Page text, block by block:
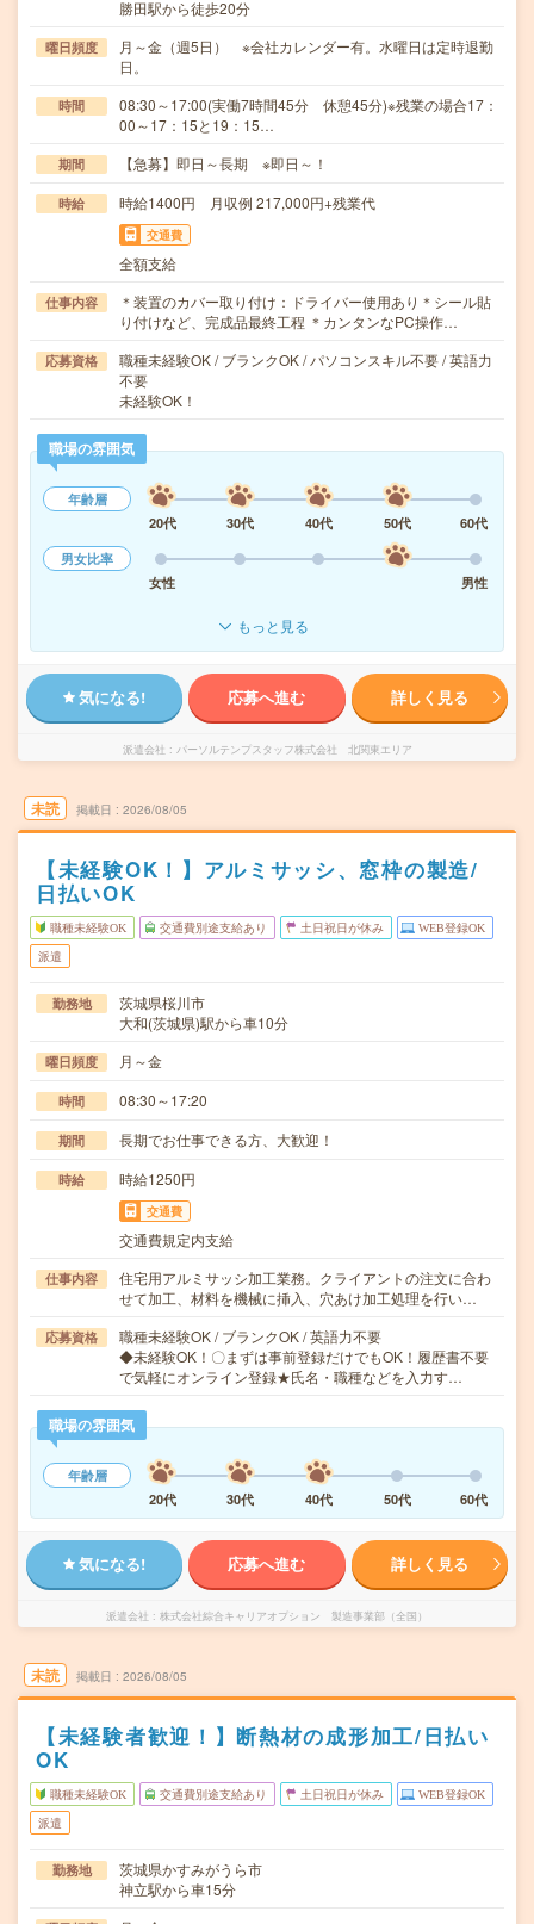
勝田駅から徒歩20分
曜日頻度
月～金（週5日） ※会社カレンダー有。水曜日は定時退勤
日。
時間
08:30～17:00(実働7時間45分 休憩45分)※残業の場合17：
00～17：15と19：15…
期間 【急募】即日～長期 ※即日～！
時給 時給1400円 月収例 217,000円+残業代
交通費
全額支給
仕事内容
＊装置のカバー取り付け：ドライバー使用あり＊シール貼
り付けなど、完成品最終工程 ＊カンタンなPC操作…
応募資格
職種未経験OK / ブランクOK / パソコンスキル不要 / 英語力
不要
未経験OK！
職場の雰囲気
年齢層
20代
30代 40代 50代
60代
男女比率
女性
男性
もっと見る
気になる! 応募へ進む 詳しく見る
派遣会社 パーソルテンプスタッフ株式会社 北関東エリア
未読 掲載日 2026/08/05
【未経験OK！】アルミサッシ、窓枠の製造/
日払いOK
職種未経験OK 交通費別途支給あり 土日祝日が休み WEB登録OK
派遣
勤務地
茨城県桜川市
大和(茨城県)駅から車10分
曜日頻度 月～金
時間 08:30～17:20
期間 長期でお仕事できる方、大歓迎！
時給 時給1250円
交通費
交通費規定内支給
仕事内容
住宅用アルミサッシ加工業務。クライアントの注文に合わ
せて加工、材料を機械に挿入、穴あけ加工処理を行い…
応募資格
職種未経験OK / ブランクOK / 英語力不要
◆未経験OK！〇まずは事前登録だけでもOK！履歴書不要
で気軽にオンライン登録★氏名・職種などを入力す…
職場の雰囲気
年齢層
20代
30代 40代 50代 60代
気になる! 応募へ進む 詳しく見る
派遣会社 株式会社綜合キャリアオプション 製造事業部（全国）
未読 掲載日 2026/08/05
【未経験者歓迎！】断熱材の成形加工/日払い
OK
職種未経験OK 交通費別途支給あり 土日祝日が休み WEB登録OK
派遣
勤務地
茨城県かすみがうら市
神立駅から車15分